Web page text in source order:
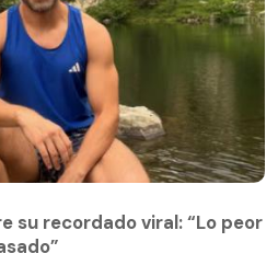
su recordado viral: “Lo peor